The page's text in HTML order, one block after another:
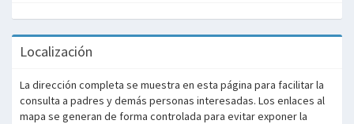
Localización
La dirección completa se muestra en esta página para facilitar la
consulta a padres y demás personas interesadas. Los enlaces al
mapa se generan de forma controlada para evitar exponer la